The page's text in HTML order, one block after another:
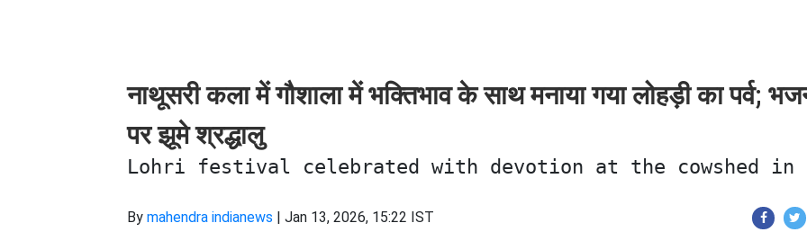
नाथूसरी कला में गौशाला में भक्तिभाव के साथ मनाया गया लोहड़ी का पर्व;
पर झूमे श्रद्धालु
Lohri festival celebrated with devotion at the cowshed in
By mahendra indianews | Jan 13, 2026, 15:22 IST